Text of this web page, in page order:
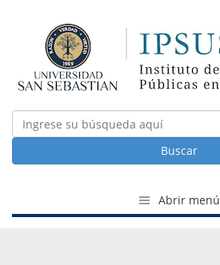
Buscar
Abrir menú